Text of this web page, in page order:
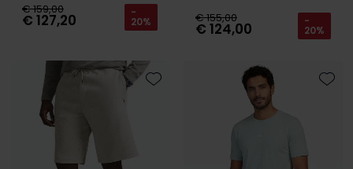
€ 159,00
€ 127,20 -
20% € 155,00
€ 124,00 -
20%
Toevoegen aan favorieten